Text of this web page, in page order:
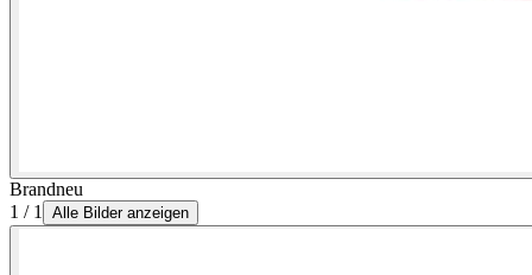
Brandneu
1 / 1
Alle Bilder anzeigen